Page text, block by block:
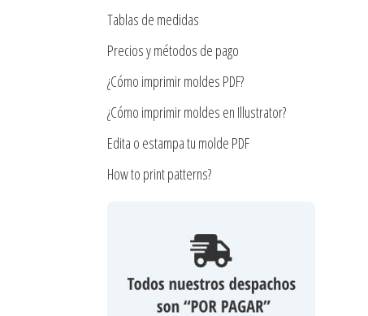
Tablas de medidas
Precios y métodos de pago
¿Cómo imprimir moldes PDF?
¿Cómo imprimir moldes en Illustrator?
Edita o estampa tu molde PDF
How to print patterns?